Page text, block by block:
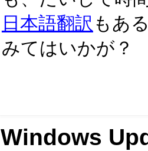
日本語翻訳 もあ
みてはいかが？
Windows